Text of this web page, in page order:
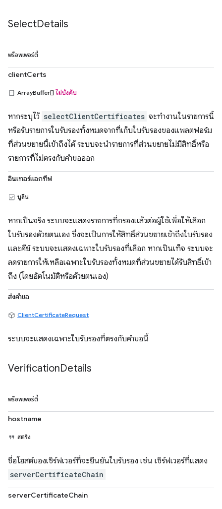
SelectDetails
พร็อพเพอร์ตี้
clientCerts
ArrayBuffer[] ไม่บังคับ
หากระบุไว้ selectClientCertificates จะทำงานในรายการนี้
หรือรับรายการใบรับรองทั้งหมดจากที่เก็บใบรับรองของแพลตฟอร์ม
ที่ส่วนขยายนี้เข้าถึงได้ ระบบจะนำรายการที่ส่วนขยายไม่มีสิทธิ์หรือ
รายการที่ไม่ตรงกับคำขอออก
อินเทอร์แอกทีฟ
บูลีน
หากเป็นจริง ระบบจะแสดงรายการที่กรองแล้วต่อผู้ใช้เพื่อให้เลือก
ใบรับรองด้วยตนเอง ซึ่งจะเป็นการให้สิทธิ์ส่วนขยายเข้าถึงใบรับรอง
และคีย์ ระบบจะแสดงเฉพาะใบรับรองที่เลือก หากเป็นเท็จ ระบบจะ
ลดรายการให้เหลือเฉพาะใบรับรองทั้งหมดที่ส่วนขยายได้รับสิทธิ์เข้า
ถึง (โดยอัตโนมัติหรือด้วยตนเอง)
ส่งคำขอ
ClientCertificateRequest
ระบบจะแสดงเฉพาะใบรับรองที่ตรงกับคำขอนี้
VerificationDetails
พร็อพเพอร์ตี้
hostname
สตริง
ชื่อโฮสต์ของเซิร์ฟเวอร์ที่จะยืนยันใบรับรอง เช่น เซิร์ฟเวอร์ที่แสดง
serverCertificateChain
serverCertificateChain